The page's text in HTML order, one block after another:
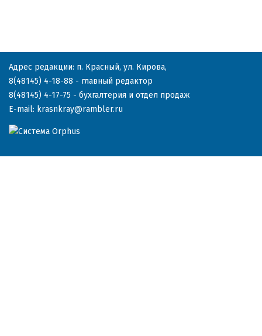
Адрес редакции: п. Красный, ул. Кирова,
8(48145) 4-18-88 - главный редактор
8(48145) 4-17-75 - бухгалтерия и отдел продаж
E-mail: krasnkray@rambler.ru